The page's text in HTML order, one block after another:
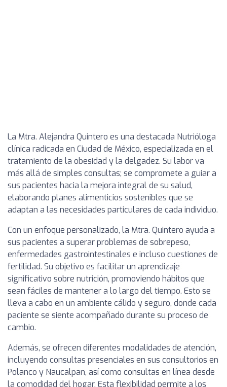
La Mtra. Alejandra Quintero es una destacada Nutrióloga
clínica radicada en Ciudad de México, especializada en el
tratamiento de la obesidad y la delgadez. Su labor va
más allá de simples consultas; se compromete a guiar a
sus pacientes hacia la mejora integral de su salud,
elaborando planes alimenticios sostenibles que se
adaptan a las necesidades particulares de cada individuo.
Con un enfoque personalizado, la Mtra. Quintero ayuda a
sus pacientes a superar problemas de sobrepeso,
enfermedades gastrointestinales e incluso cuestiones de
fertilidad. Su objetivo es facilitar un aprendizaje
significativo sobre nutrición, promoviendo hábitos que
sean fáciles de mantener a lo largo del tiempo. Esto se
lleva a cabo en un ambiente cálido y seguro, donde cada
paciente se siente acompañado durante su proceso de
cambio.
Además, se ofrecen diferentes modalidades de atención,
incluyendo consultas presenciales en sus consultorios en
Polanco y Naucalpan, así como consultas en línea desde
la comodidad del hogar. Esta flexibilidad permite a los